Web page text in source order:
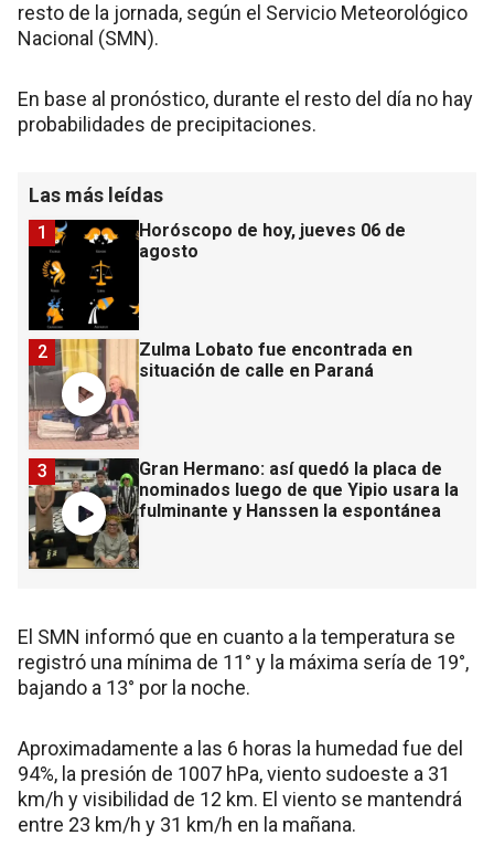
resto de la jornada, según el Servicio Meteorológico
Nacional (SMN).
En base al pronóstico, durante el resto del día no hay
probabilidades de precipitaciones.
Las más leídas
Horóscopo de hoy, jueves 06 de
agosto
1
Zulma Lobato fue encontrada en
situación de calle en Paraná
2
Gran Hermano: así quedó la placa de
nominados luego de que Yipio usara la
fulminante y Hanssen la espontánea
3
El SMN informó que en cuanto a la temperatura se
registró una mínima de 11° y la máxima sería de 19°,
bajando a 13° por la noche.
Aproximadamente a las 6 horas la humedad fue del
94%, la presión de 1007 hPa, viento sudoeste a 31
km/h y visibilidad de 12 km. El viento se mantendrá
entre 23 km/h y 31 km/h en la mañana.